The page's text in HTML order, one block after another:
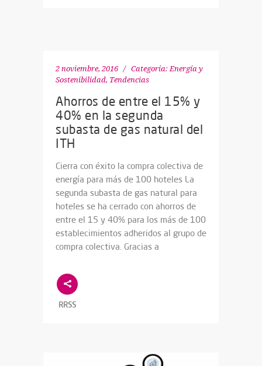
2 noviembre, 2016 Categoría: Energía y
Sostenibilidad, Tendencias
Ahorros de entre el 15% y
40% en la segunda
subasta de gas natural del
ITH
Cierra con éxito la compra colectiva de
energía para más de 100 hoteles La
segunda subasta de gas natural para
hoteles se ha cerrado con ahorros de
entre el 15 y 40% para los más de 100
establecimientos adheridos al grupo de
compra colectiva. Gracias a
RRSS